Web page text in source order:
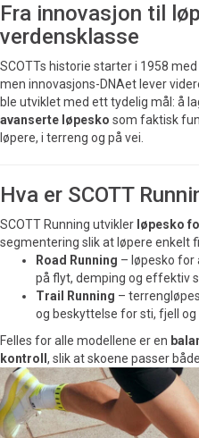
Fra innovasjon til
verdensklasse
SCOTTs historie starter i 1958
men innovasjons-DNAet lever
ble utviklet med ett tydelig mål: å
avanserte løpesko som faktisk
løpere, i terreng og på vei.
Hva er SCOTT
SCOTT Running utvikler løpesko
segmentering slik at løpere enkelt
Road Running – løpesko for
på flyt, demping og effektiv
Trail Running –
og beskyttelse for sti, fjell
Felles for alle modellene er en
kontroll , slik at skoene passer